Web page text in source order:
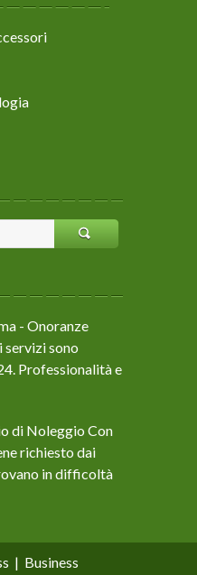
- Onoranze
servizi sono
Professionalità e
di Noleggio Con
richiesto dai
in difficoltà
| Business